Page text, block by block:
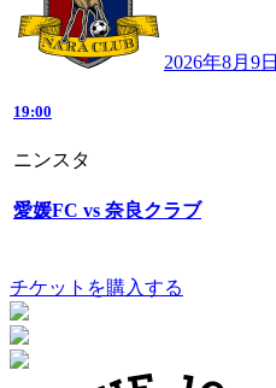
2026年8月9日
19:00
ニンスタ
愛媛FC vs 奈良クラブ
チケットを購入する